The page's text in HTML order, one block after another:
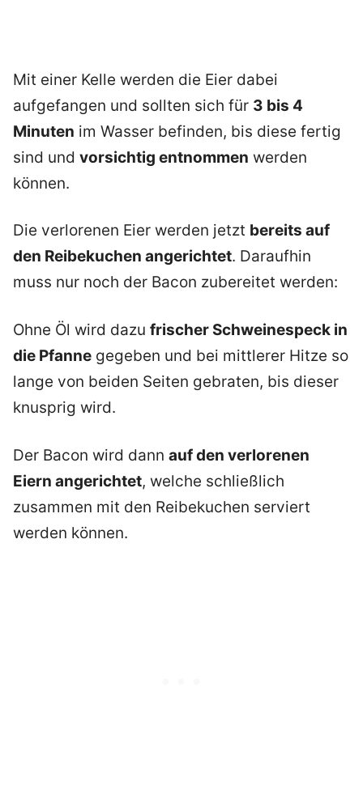
Mit einer Kelle werden die Eier dabei
aufgefangen und sollten sich für 3 bis 4
Minuten im Wasser befinden, bis diese fertig
sind und vorsichtig entnommen werden
können.
Die verlorenen Eier werden jetzt bereits auf
den Reibekuchen angerichtet. Daraufhin
muss nur noch der Bacon zubereitet werden:
Ohne Öl wird dazu frischer Schweinespeck in
die Pfanne gegeben und bei mittlerer Hitze so
lange von beiden Seiten gebraten, bis dieser
knusprig wird.
Der Bacon wird dann auf den verlorenen
Eiern angerichtet, welche schließlich
zusammen mit den Reibekuchen serviert
werden können.